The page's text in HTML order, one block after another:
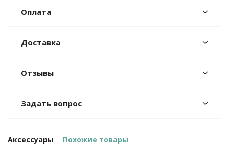
Оплата
Доставка
Отзывы
Задать вопрос
Аксессуары Похожие товары